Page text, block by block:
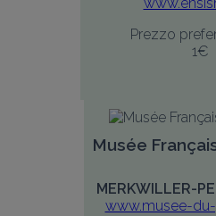
Prezzo
1€
Musée
MERKWILLER-
www.musee-